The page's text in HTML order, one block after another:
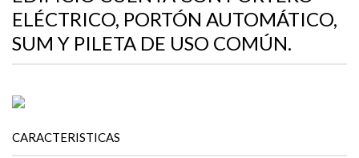
ELÉCTRICO, PORTÓN AUTOMÁTICO,
SUM Y PILETA DE USO COMÚN.
CARACTERISTICAS